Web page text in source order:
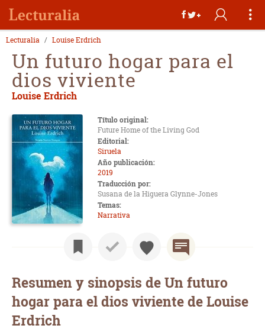
Lecturalia Louise Erdrich
Un futuro hogar para el
dios viviente
Louise Erdrich
Título original:
Future Home of the Living God
Editorial:
Siruela
Año publicación:
2019
Traducción por:
Susana de la Higuera Glynne-Jones
Temas:
Narrativa
Resumen y sinopsis de Un futuro
hogar para el dios viviente de Louise
Erdrich